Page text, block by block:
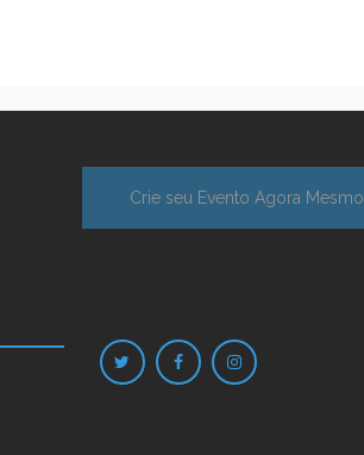
Crie seu Evento Agora Mesmo